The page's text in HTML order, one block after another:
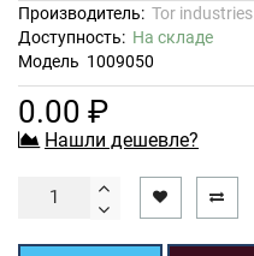
Производитель: Tor industries
Доступность: На складе
Модель 1009050
0.00 ₽
Нашли дешевле?